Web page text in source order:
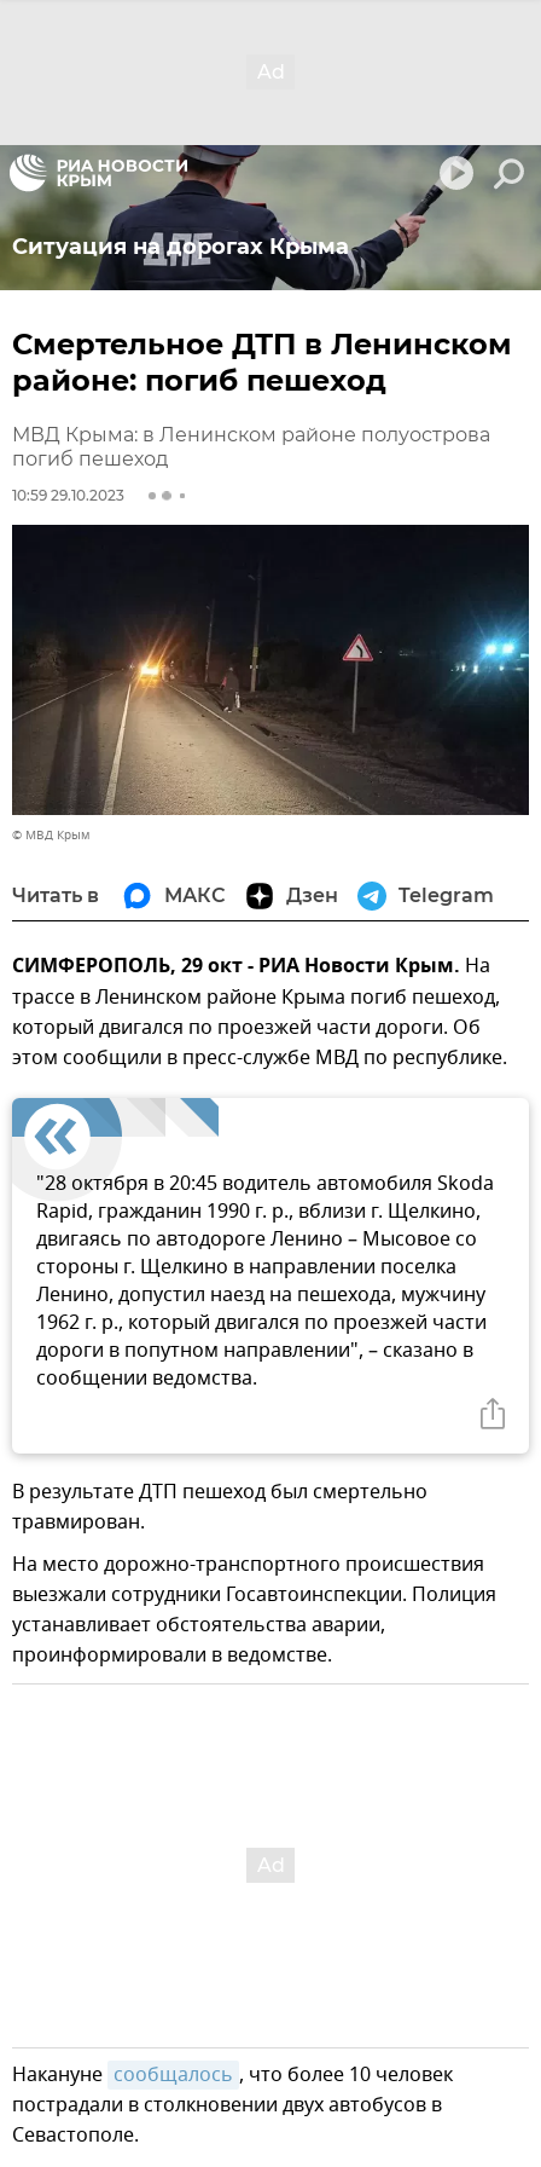
Ситуация на дорогах Крыма
Смертельное ДТП в Ленинском
районе: погиб пешеход
МВД Крыма: в Ленинском районе полуострова
погиб пешеход
10:59 29.10.2023
© МВД Крым
Читать в МАКС Дзен Telegram
СИМФЕРОПОЛЬ, 29 окт - РИА Новости Крым. На
трассе в Ленинском районе Крыма погиб пешеход,
который двигался по проезжей части дороги. Об
этом сообщили в пресс-службе МВД по республике.
"28 октября в 20:45 водитель автомобиля Skoda
Rapid, гражданин 1990 г. р., вблизи г. Щелкино,
двигаясь по автодороге Ленино – Мысовое со
стороны г. Щелкино в направлении поселка
Ленино, допустил наезд на пешехода, мужчину
1962 г. р., который двигался по проезжей части
дороги в попутном направлении", – сказано в
сообщении ведомства.
В результате ДТП пешеход был смертельно
травмирован.
На место дорожно-транспортного происшествия
выезжали сотрудники Госавтоинспекции. Полиция
устанавливает обстоятельства аварии,
проинформировали в ведомстве.
Накануне сообщалось , что более 10 человек
пострадали в столкновении двух автобусов в
Севастополе.